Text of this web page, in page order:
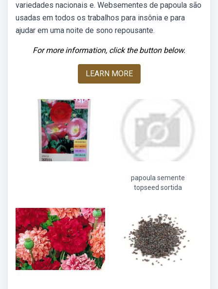
variedades nacionais e. Websementes de papoula são
usadas em todos os trabalhos para insônia e para
ajudar em uma noite de sono repousante.
For more information, click the button below.
LEARN MORE
papoula semente
topseed sortida